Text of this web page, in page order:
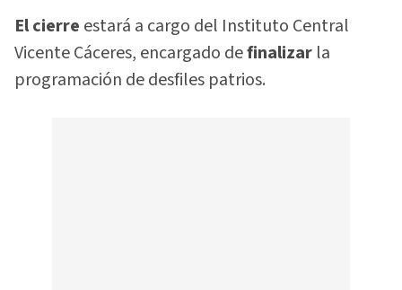
El cierre estará a cargo del Instituto Central
Vicente Cáceres, encargado definalizar la
programación de desfiles patrios.